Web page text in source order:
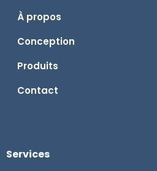
À propos
Conception
Produits
Contact
Services